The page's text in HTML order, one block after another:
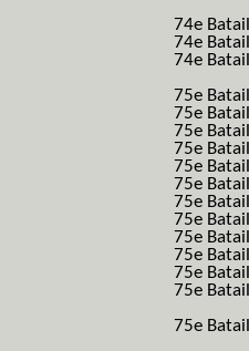
74e
74e
74e
75e
75e
75e
75e
75e
75e
75e
75e
75e
75e
75e
75e
75e